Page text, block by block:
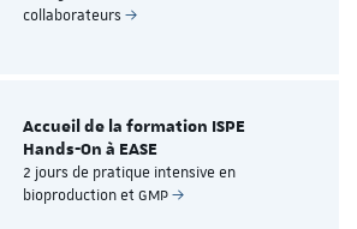
collaborateurs
Accueil de la formation ISPE
Hands-On à EASE
2 jours de pratique intensive en
bioproduction et GMP